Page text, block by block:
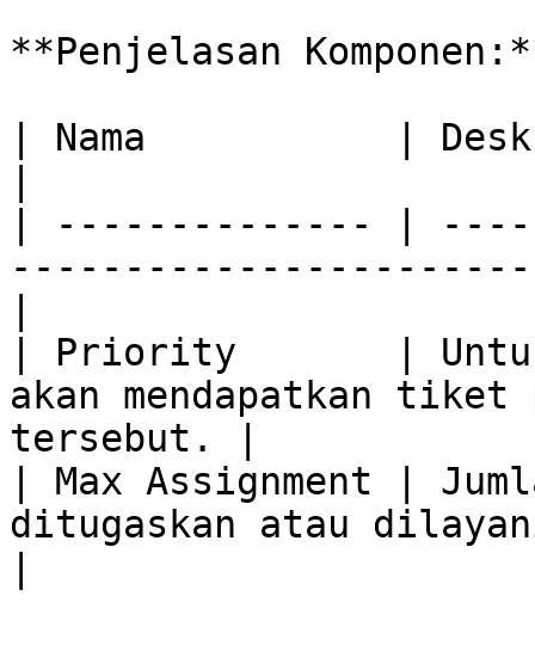
**Penjelasan
| Nama           |
| -------------- |
| Priority       | Untuk
akan mendapatkan tiket
tersebut. |
| Max Assignment |
ditugaskan atau